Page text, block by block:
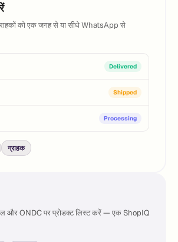
को एक जगह से या सीधे WhatsApp से
Delivered
Shipped
Processing
ग्राहक
और ONDC पर प्रोडक्ट लिस्ट करें — एक ShopIQ